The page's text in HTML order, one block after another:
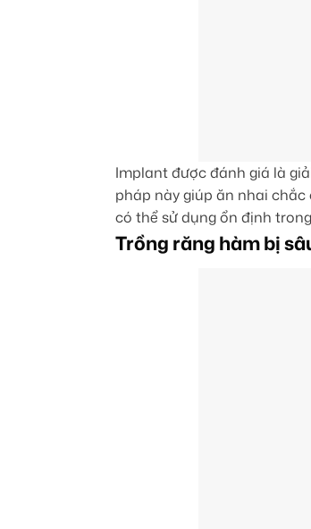
Implant được đánh giá là
pháp này giúp ăn nhai
có thể sử dụng ổn định
Trồng răng hàm bị